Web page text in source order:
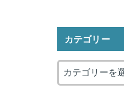
カテゴリー